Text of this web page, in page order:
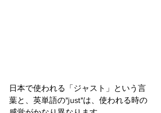
日本で使われる「ジャスト」という言
葉と、英単語の"just"は、使われる時の